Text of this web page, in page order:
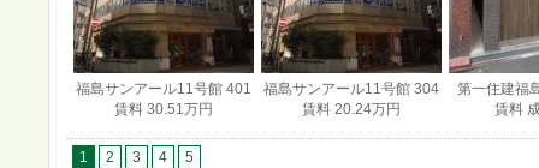
福島サンアール11号館 401
賃料 30.51万円
福島サンアール11号館 304
賃料 20.24万円
第一住建福
賃料
1 2 3 4 5